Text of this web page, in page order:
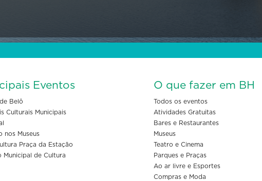
Eventos
Belô
Culturais Municipais
nos Museus
Praça da Estação
Municipal de Cultura
O que fazer em BH
Todos os eventos
Atividades Gratuitas
Bares e Restaurantes
Museus
Teatro e Cinema
Parques e Praças
Ao ar livre e Esportes
Compras e Moda